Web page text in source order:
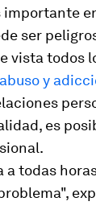
importante
ser
vista todos
y
es
a todas